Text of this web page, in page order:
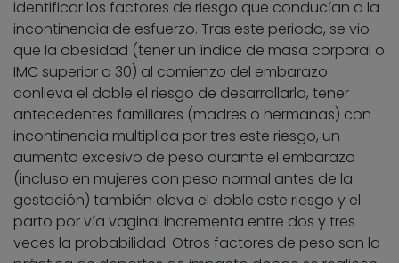
identificar los factores de riesgo que conducían a la
incontinencia de esfuerzo. Tras este periodo, se vio
que la obesidad (tener un índice de masa corporal o
IMC superior a 30) al comienzo del embarazo
conlleva el doble el riesgo de desarrollarla, tener
antecedentes familiares (madres o hermanas) con
incontinencia multiplica por tres este riesgo, un
aumento excesivo de peso durante el embarazo
(incluso en mujeres con peso normal antes de la
gestación) también eleva el doble este riesgo y el
parto por vía vaginal incrementa entre dos y tres
veces la probabilidad. Otros factores de peso son la